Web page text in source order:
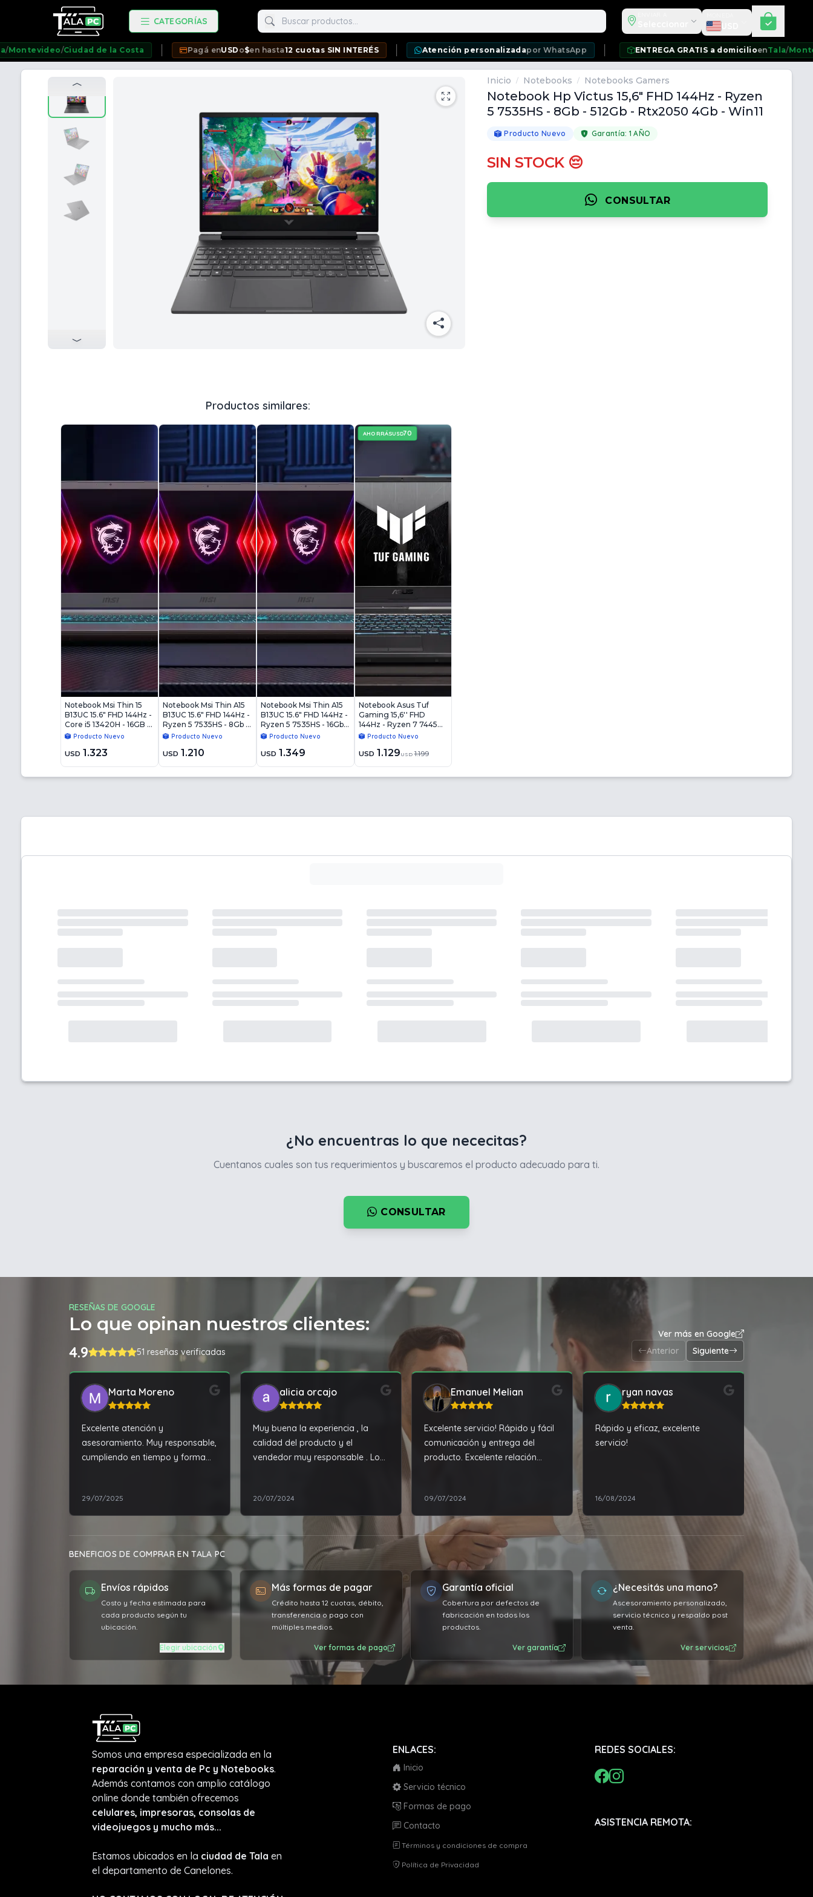
CATEGORÍAS Buscar productos Seleccionar moneda
USD
/ Ciudad de la Costa Pagá enUSDo $en hasta12 cuotas SIN INTERÉS Atención personalizadapor WhatsApp ENTREGA GRATIS a domicilio enTala/Montevideo/
Inicio / Notebooks / Notebooks Gamers
Notebook Hp Victus 15,6" FHD 144Hz - Ryzen
5 7535HS - 8Gb - 512Gb - Rtx2050 4Gb - Win11
Producto Nuevo Garantía: 1 AÑO
SIN STOCK 😔
CONSULTAR
Productos similares:
Notebook Msi Thin 15
B13UC 15.6" FHD 144Hz -
Core i5 13420H - 16GB -
512GB - RTX4050 6GB -
Producto Nuevo
USD 1.323
Notebook Msi Thin A15
B13UC 15.6" FHD 144Hz -
Ryzen 5 7535HS - 8Gb -
512Gb - RTX4050 6Gb -
Producto Nuevo
USD 1.210
Notebook Msi Thin A15
B13UC 15.6" FHD 144Hz -
Ryzen 5 7535HS - 16Gb -
512Gb - RTX4050 6Gb -
Producto Nuevo
USD 1.349
AHORRÁSUSD70
Notebook Asus Tuf
Gaming 15,6'' FHD
144Hz - Ryzen 7 7445HS
- 8Gb - 512Gb - RTX
Producto Nuevo
USD 1.129 USD 1.199
¿No encuentras lo que nececitas?
Cuentanos cuales son tus requerimientos y buscaremos el producto adecuado para ti.
CONSULTAR
RESEÑAS DE GOOGLE
Lo que opinan nuestros clientes:
4.9 51 reseñas verificadas
Ver más en Google
Anterior
Siguiente
Marta Moreno
Excelente atención y
asesoramiento. Muy responsable,
cumpliendo en tiempo y forma
100% recomendable!!!
29/07/2025
alicia orcajo
Muy buena la experiencia , la
calidad del producto y el
vendedor muy responsable . Lo
20/07/2024
Emanuel Melian
Excelente servicio! Rápido y fácil
comunicación y entrega del
producto. Excelente relación
09/07/2024
ryan navas
Rápido y eficaz, excelente
servicio!
16/08/2024
trabajar y
la mejor
super
años,
Ver
02/06/2024
BENEFICIOS DE COMPRAR EN TALA PC
Envíos rápidos
Costo y fecha estimada para
cada producto según tu
ubicación.
Elegir ubicación
Más formas de pagar
Crédito hasta 12 cuotas, débito,
transferencia o pago con
múltiples medios.
Ver formas de pago
Garantía oficial
Cobertura por defectos de
fabricación en todos los
productos.
Ver garantía
¿Necesitás una mano?
Ascesoramiento personalizado,
servicio técnico y respaldo post
venta.
Ver servicios
Somos una empresa especializada en la
reparación y venta de Pc y Notebooks.
Además contamos con amplio catálogo
online donde también ofrecemos
celulares, impresoras, consolas de
videojuegos y mucho más...
Estamos ubicados en la ciudad de Tala en
el departamento de Canelones.
ENLACES:
Inicio
Servicio técnico
Formas de pago
Contacto
Términos y condiciones de compra
Política de Privacidad
REDES SOCIALES:
ASISTENCIA REMOTA: